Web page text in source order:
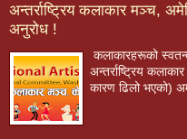
अन्तर्राष्ट्रिय कलाकार मञ्च,
अनुरोध !
कलाकारहरूको
अन्तर्राष्ट्रिय
कारण ढिलो भएको)